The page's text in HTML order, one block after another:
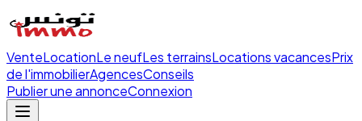
VenteLocationLe neufLes terrainsLocations vacancesPrix
de l'immobilierAgencesConseils
Publier une annonceConnexion